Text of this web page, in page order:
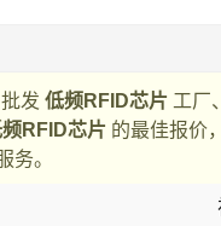
发 低频RFID芯片 工厂
RFID芯片 的最佳报价
务。